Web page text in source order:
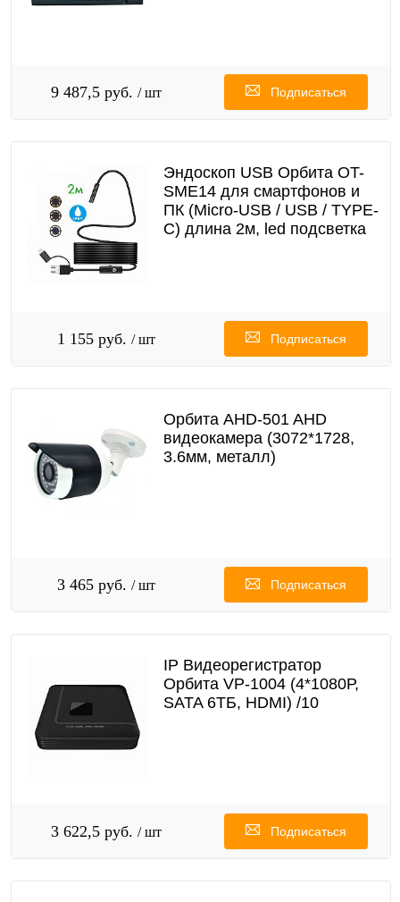
9 487,5 руб. / шт Подписаться
Эндоскоп USB Орбита OT-
SME14 для смартфонов и
ПК (Micrо-USB / USB / TYPE-
C) длина 2м, led подсветка
1 155 руб. / шт Подписаться
Орбита AHD-501 AHD
видеокамера (3072*1728,
3.6мм, металл)
3 465 руб. / шт Подписаться
IP Видеорегистратор
Орбита VР-1004 (4*1080Р,
SATA 6ТБ, HDMI) /10
3 622,5 руб. / шт Подписаться